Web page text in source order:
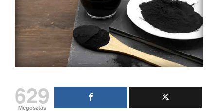
629
Megosztás